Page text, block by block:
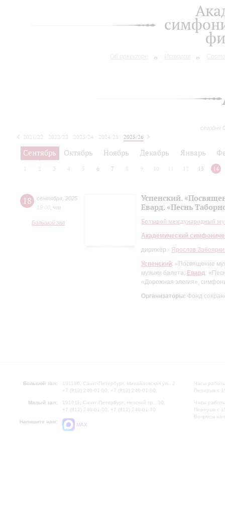
Об оркестре История
сегодня
2021/22 2022/23 2023/24 2024/25
2025/26
2026/27
Сентябрь Октябрь Ноябрь Декабрь Январь
2 3 4 5 6 7 8 9 10 12 13 14
18 сентября 2025
19:00 чт
Большой зал
Успенский.
Евард. «Песнь
Большой международный
Академический
дирижёр - Ярослав
Успенский: «Посвящение
музыки балета; Евард:
«Дорожная элегия»,
Организаторы: Фонд
Большой зал:
191186, Санкт-Петербург, Михайловская ул., 2
+7 (812) 240-01-00, +7 (812) 240-01-80
Малый зал:
191011, Санкт-Петербург, Невский пр., 30
+7 (812) 240-01-00, +7 (812) 240-01-70
Напишите нам:
MAX
Часы
Перерыв с
Часы
Перерыв с
Вопросы